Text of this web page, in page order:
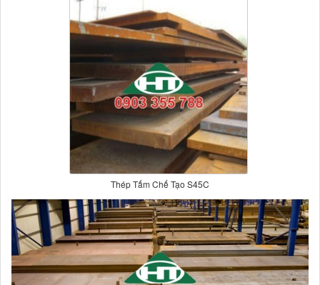
Thép Tấm Chế Tạo S45C